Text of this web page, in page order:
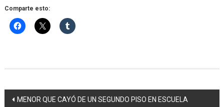
Comparte esto:
Navegación
MENOR QUE CAYÓ DE UN SEGUNDO PISO EN ESCUELA